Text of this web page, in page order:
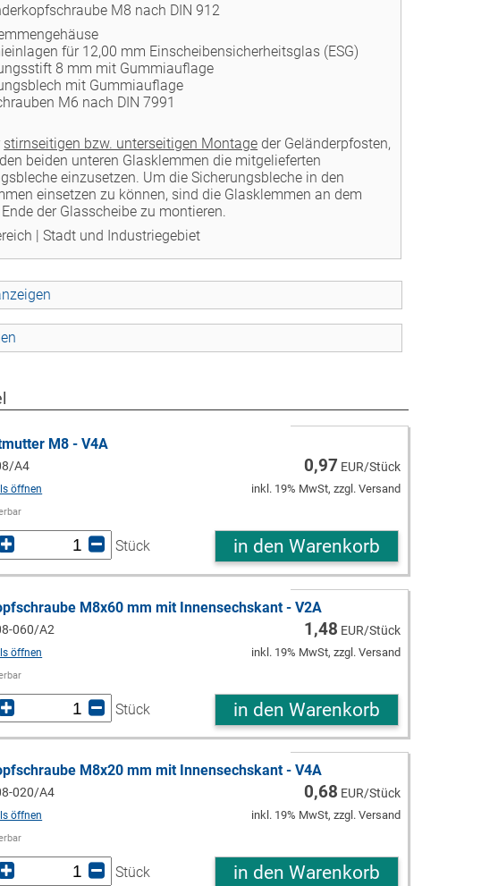
M8 nach DIN 912
für 12,00 mm Einscheibensicherheitsglas (ESG)
8 mm mit Gummiauflage
mit Gummiauflage
M6 nach DIN 7991
stirnseitigen bzw. unterseitigen Montage der Geländerpfosten,
beiden unteren Glasklemmen die mitgelieferten
einzusetzen. Um die Sicherungsbleche in den
einsetzen zu können, sind die Glasklemmen an dem
der Glasscheibe zu montieren.
| Stadt und Industriegebiet
M8 - V4A
A4
öffnen
0,97 EUR/Stück
inkl. 19% MwSt, zzgl. Versand
Stück in den Warenkorb
M8x60 mm mit Innensechskant - V2A
060/A2
öffnen
1,48 EUR/Stück
inkl. 19% MwSt, zzgl. Versand
Stück in den Warenkorb
M8x20 mm mit Innensechskant - V4A
020/A4
öffnen
0,68 EUR/Stück
inkl. 19% MwSt, zzgl. Versand
Stück in den Warenkorb